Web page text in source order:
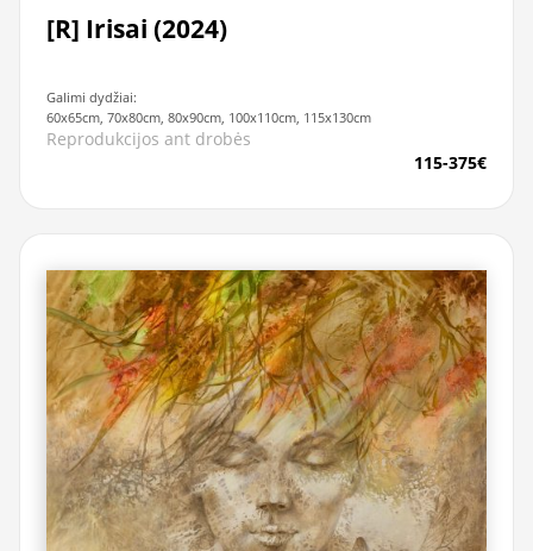
[R] Irisai (2024)
Galimi dydžiai:
60x65cm, 70x80cm, 80x90cm, 100x110cm, 115x130cm
Reprodukcijos ant drobės
115-375€